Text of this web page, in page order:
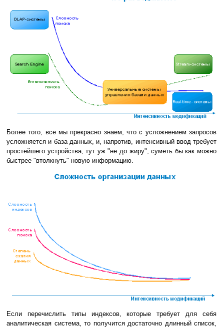
Более того, все мы прекрасно знаем, что с усложнением запросов
усложняется и база данных, и, напротив, интенсивный ввод требует
простейшего устройства, тут уж "не до жиру", суметь бы как можно
быстрее "втолкнуть" новую информацию.
Если перечислить типы индексов, которые требует для себя
аналитическая система, то получится достаточно длинный список,